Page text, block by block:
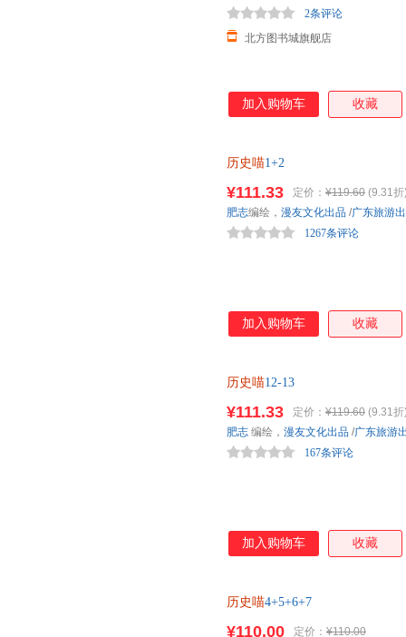
北方图书城旗舰店
2条评论
加入购物车 收藏
历史喵1+2
¥111.33 定价： ¥119.60 (9.31折
1267条评论
肥志编绘， 漫友文化出品 /广东旅游
加入购物车 收藏
历史喵12-13
¥111.33 定价： ¥119.60 (9.31折
167条评论
肥志 编绘， 漫友文化出品 /广东旅游
加入购物车 收藏
历史喵4+5+6+7
¥110.00 定价： ¥110.00